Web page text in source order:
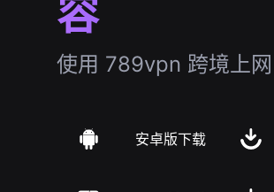
容
使用 789vpn 跨境上网
安卓版下载